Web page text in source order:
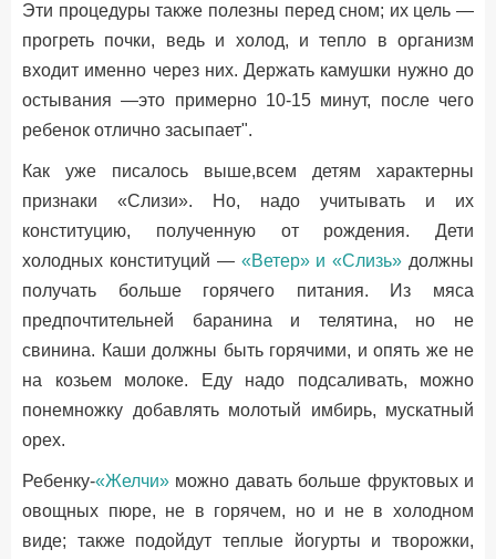
Эти процедуры также полезны перед сном; их цель —
прогреть почки, ведь и холод, и тепло в организм
входит именно через них. Держать камушки нужно до
остывания —это примерно 10-15 минут, после чего
ребенок отлично засыпает".
Как уже писалось выше,всем детям характерны
признаки «Слизи». Но, надо учитывать и их
конституцию, полученную от рождения. Дети
холодных конституций — «Ветер» и «Слизь» должны
получать больше горячего питания. Из мяса
предпочтительней баранина и телятина, но не
свинина. Каши должны быть горячими, и опять же не
на козьем молоке. Еду надо подсаливать, можно
понемножку добавлять молотый имбирь, мускатный
орех.
Ребенку-«Желчи» можно давать больше фруктовых и
овощных пюре, не в горячем, но и не в холодном
виде; также подойдут теплые йогурты и творожки,